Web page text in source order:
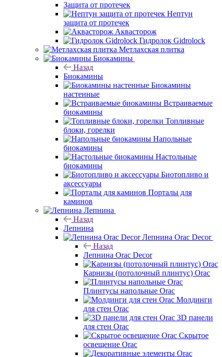
Защита от протечек
Нептун
защита от протечек
Аквасторож
Гидролок Gidrolock
Метлахская плитка
Биокамины
Назад
Биокамины
Биокамины
настенные
Встраиваемые
биокамины
Топливные
блоки, горелки
Напольные
биокамины
Настольные
биокамины
Биотопливо и
аксессуары
Порталы для
каминов
Лепнина
Назад
Лепнина
Лепнина Orac Decor
Назад
Лепнина Orac Decor
Карнизы (потолочный плинтус) Orac
Плинтусы напольные Orac
Молдинги
для стен Orac
3D панели
для стен Orac
Скрытое
освещение Orac